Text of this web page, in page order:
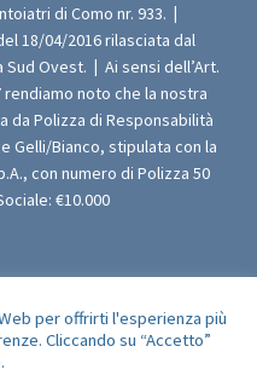
di Como nr. 933. |
18/04/2016 rilasciata dal
Ovest. | Ai sensi dell’Art.
rendiamo noto che la nostra
Polizza di Responsabilità
Gelli/Bianco, stipulata con la
con numero di Polizza 50
€10.000
per offrirti l'esperienza più
Cliccando su “Accetto”